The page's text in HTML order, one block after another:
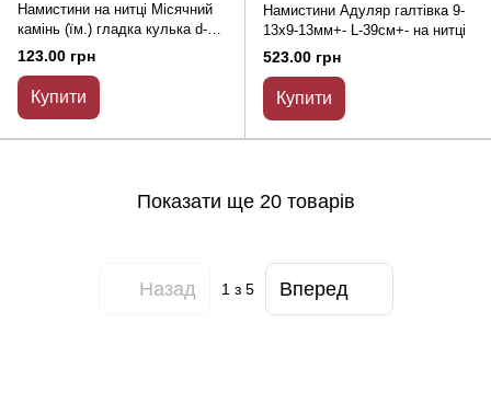
Намистини на нитці Місячний
камінь (їм.) гладка кулька d-
8мм + - L-36см + -
123.00 грн
Купити
Намистини Адуляр галтівка 9-
13х9-13мм+- L-39см+- на нитці
523.00 грн
Купити
Показати ще 20 товарів
Назад 1з 5 Вперед